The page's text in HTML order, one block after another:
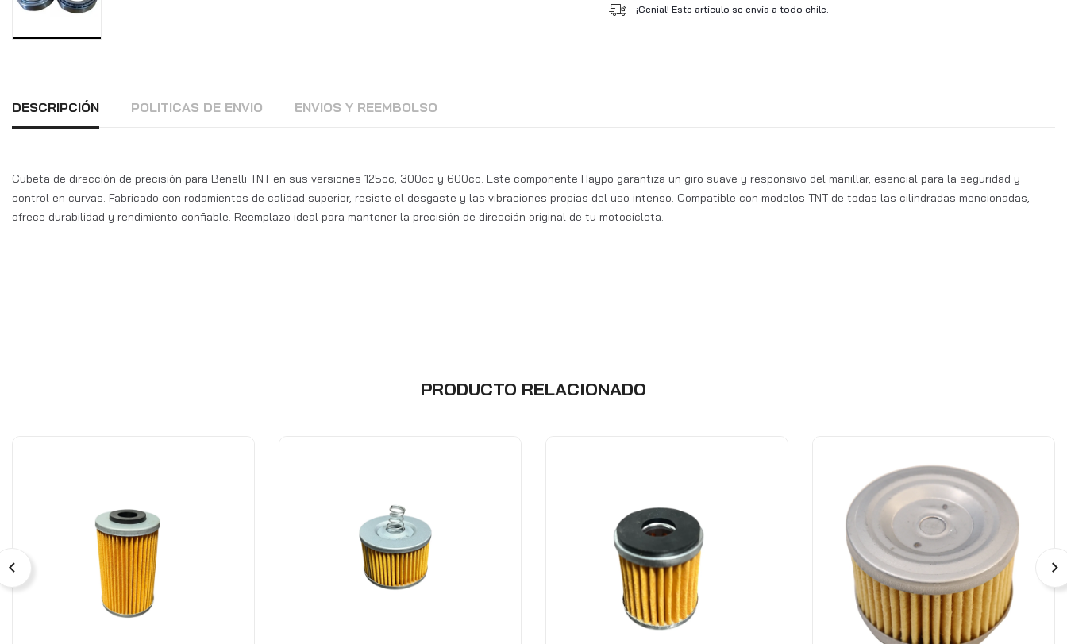
¡Genial! Este artículo se envía a todo chile.
DESCRIPCIÓN POLITICAS DE ENVIO ENVIOS Y REEMBOLSO
Cubeta de dirección de precisión para Benelli TNT en sus versiones 125cc, 300cc y 600cc. Este componente Haypo garantiza un giro suave y responsivo del manillar, esencial para la seguridad y
control en curvas. Fabricado con rodamientos de calidad superior, resiste el desgaste y las vibraciones propias del uso intenso. Compatible con modelos TNT de todas las cilindradas mencionadas,
ofrece durabilidad y rendimiento confiable. Reemplazo ideal para mantener la precisión de dirección original de tu motocicleta.
PRODUCTO RELACIONADO